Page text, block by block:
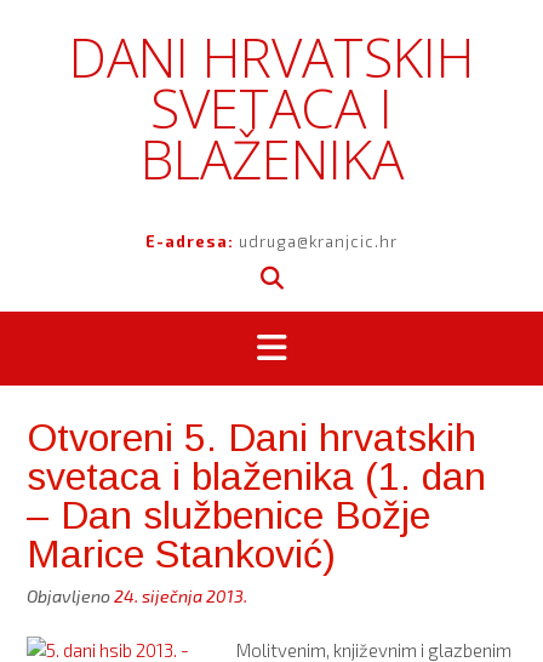
DANI HRVATSKIH
SVETACA I
BLAŽENIKA
E-adresa: udruga@kranjcic.hr
Otvoreni 5. Dani hrvatskih
svetaca i blaženika (1. dan
– Dan službenice Božje
Marice Stanković)
Objavljeno24. siječnja 2013.
Molitvenim, književnim i glazbenim